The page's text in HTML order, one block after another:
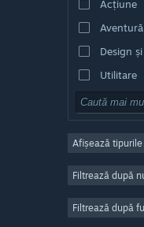
Acțiune
Aventură
Design
Utilitare
Gratuit
Număr
Indie
Casual
Afișează
Filtrează după
Filtrează după